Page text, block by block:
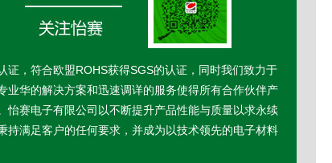
证，符合欧盟ROHS获得SGS的认证，同时我们致力于
业华的解决方案和迅速调详的服务使得所有合作伙伴产
怡赛电子有限公司以不断提升产品性能与质量以求永续
持满足客户的任何要求，并成为以技术领先的电子材料